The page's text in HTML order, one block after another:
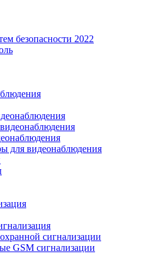
безопасности 2022
для видеонаблюдения
сигнализации
GSM сигнализации